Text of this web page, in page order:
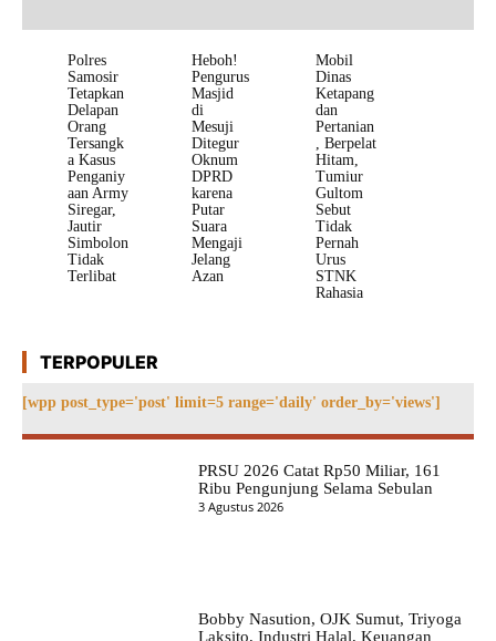
Polres
Samosir
Tetapkan
Delapan
Orang
Tersangk
a Kasus
Penganiy
aan Army
Siregar,
Jautir
Simbolon
Tidak
Terlibat
Heboh!
Pengurus
Masjid
di
Mesuji
Ditegur
Oknum
DPRD
karena
Putar
Suara
Mengaji
Jelang
Azan
Mobil
Dinas
Ketapang
dan
Pertanian
, Berpelat
Hitam,
Tumiur
Gultom
Sebut
Tidak
Pernah
Urus
STNK
Rahasia
TERPOPULER
[wpp post_type='post' limit=5 range='daily' order_by='views']
PRSU 2026 Catat Rp50 Miliar, 161
Ribu Pengunjung Selama Sebulan
3 Agustus 2026
Bobby Nasution, OJK Sumut, Triyoga
Laksito, Industri Halal, Keuangan